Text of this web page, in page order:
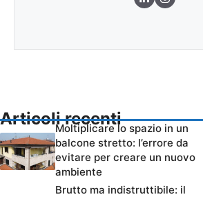
Articoli recenti
Moltiplicare lo spazio in un
balcone stretto: l’errore da
evitare per creare un nuovo
ambiente
Brutto ma indistruttibile: il